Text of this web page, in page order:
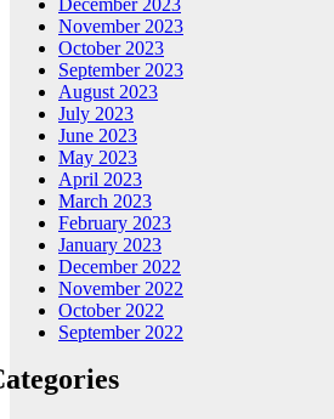
December 2023
November 2023
October 2023
September 2023
August 2023
July 2023
June 2023
May 2023
April 2023
March 2023
February 2023
January 2023
December 2022
November 2022
October 2022
September 2022